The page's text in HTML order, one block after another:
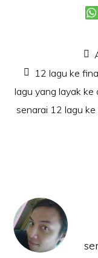
12 lagu ke
lagu yang layak ke
senarai 12 lagu ke